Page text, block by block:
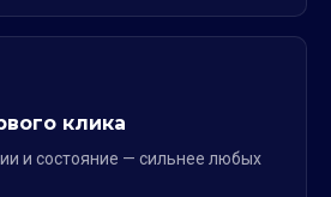
клика
и состояние — сильнее любых